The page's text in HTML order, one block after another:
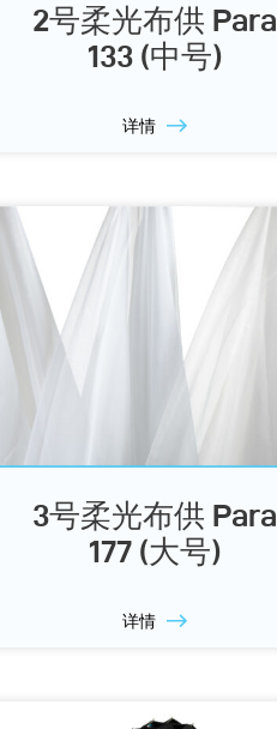
2号柔光布供 Para
133 (中号)
详情
3号柔光布供 Para
177 (大号)
详情